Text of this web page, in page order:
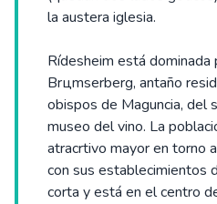
la austera iglesia.
Rídesheim está
Brцmserberg, antaño
obispos de Maguncia, del
museo del vino. La
atracrtivo mayor en torno
con sus establecimientos
corta y está en el centro